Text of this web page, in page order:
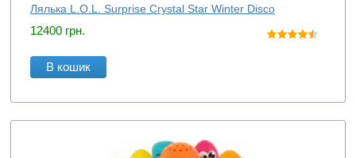
Лялька L.O.L. Surprise Crystal Star Winter Disco
12400 грн.
В кошик